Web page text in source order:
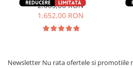
2.065,00 RON
1.652,00 RON
Newsletter Nu rata ofertele si promotiile